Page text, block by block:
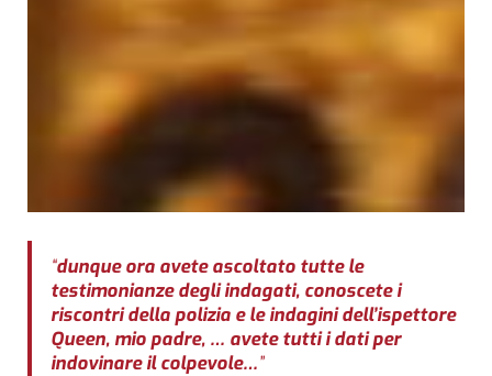
“dunque ora avete ascoltato tutte le
testimonianze degli indagati, conoscete i
riscontri della polizia e le indagini dell’ispettore
Queen, mio padre, … avete tutti i dati per
indovinare il colpevole…”